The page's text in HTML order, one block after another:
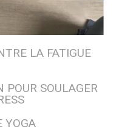
LA FATIGUE
SOULAGER
YOGA